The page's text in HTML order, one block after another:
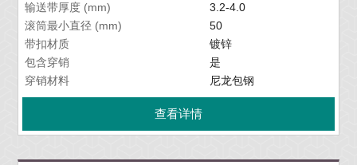
输送带厚度 (mm)
3.2-4.0
滚筒最小直径 (mm)
50
带扣材质
镀锌
包含穿销
是
穿销材料
尼龙包钢
查看详情